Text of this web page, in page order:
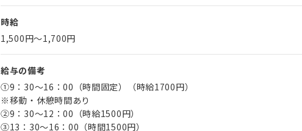
時給
1,500円〜1,700円
給与の備考
①9：30～16：00（時間固定）（時給1700円）
※移動・休憩時間あり
➁9：30～12：00（時給1500円）
③13：30～16：00（時間1500円）